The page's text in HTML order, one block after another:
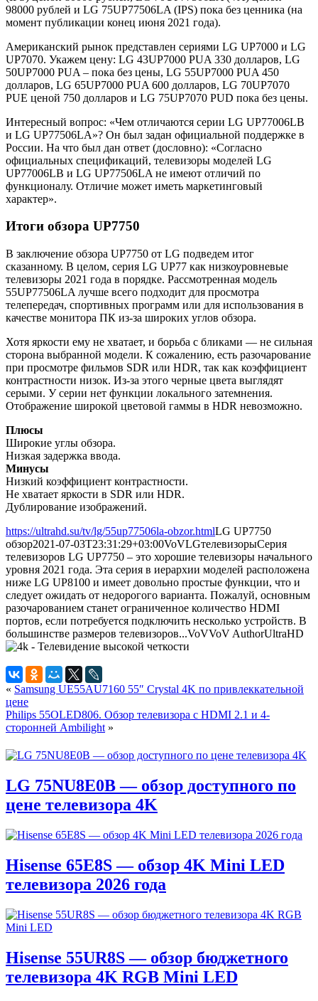
98000 рублей и LG 75UP77506LA (IPS) пока без ценника (на
момент публикации конец июня 2021 года).
Американский рынок представлен сериями LG UP7000 и LG
UP7070. Укажем цену: LG 43UP7000 PUA 330 долларов, LG
50UP7000 PUA – пока без цены, LG 55UP7000 PUA 450
долларов, LG 65UP7000 PUA 600 долларов, LG 70UP7070
PUE ценой 750 долларов и LG 75UP7070 PUD пока без цены.
Интересный вопрос: «Чем отличаются серии LG UP77006LB
и LG UP77506LA»? Он был задан официальной поддержке в
России. На что был дан ответ (дословно): «Согласно
официальных спецификаций, телевизоры моделей LG
UP77006LB и LG UP77506LA не имеют отличий по
функционалу. Отличие может иметь маркетинговый
характер».
Итоги обзора UP7750
В заключение обзора UP7750 от LG подведем итог
сказанному. В целом, серия LG UP77 как низкоуровневые
телевизоры 2021 года в порядке. Рассмотренная модель
55UP77506LA лучше всего подходит для просмотра
телепередач, спортивных программ или для использования в
качестве монитора ПК из-за широких углов обзора.
Хотя яркости ему не хватает, и борьба с бликами — не сильная
сторона выбранной модели. К сожалению, есть разочарование
при просмотре фильмов SDR или HDR, так как коэффициент
контрастности низок. Из-за этого черные цвета выглядят
серыми. У серии нет функции локального затемнения.
Отображение широкой цветовой гаммы в HDR невозможно.
Плюсы
Широкие углы обзора.
Низкая задержка ввода.
Минусы
Низкий коэффициент контрастности.
Не хватает яркости в SDR или HDR.
Дублирование изображений.
https://ultrahd.su/tv/lg/55up77506la-obzor.htmlLG UP7750
обзор2021-07-03T23:31:29+03:00VoVLGтелевизорыСерия
телевизоров LG UP7750 – это хорошие телевизоры начального
уровня 2021 года. Эта серия в иерархии моделей расположена
ниже LG UP8100 и имеет довольно простые функции, что и
следует ожидать от недорогого варианта. Пожалуй, основным
разочарованием станет ограниченное количество HDMI
портов, если потребуется подключить несколько устройств. В
большинстве размеров телевизоров...VoVVoV AuthorUltraHD
« Samsung UE55AU7160 55″ Crystal 4K по привлеккательной
цене
Philips 55OLED806. Обзор телевизора с HDMI 2.1 и 4-
сторонней Ambilight »
LG 75NU8E0B — обзор доступного по
цене телевизора 4K
Hisense 65E8S — обзор 4K Mini LED
телевизора 2026 года
Hisense 55UR8S — обзор бюджетного
телевизора 4K RGB Mini LED